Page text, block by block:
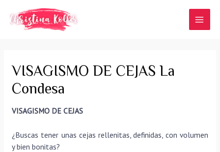
contenido
VISAGISMO DE CEJAS La
Condesa
VISAGISMO DE CEJAS
¿Buscas tener unas cejas rellenitas, definidas, con volumen
y bien bonitas?